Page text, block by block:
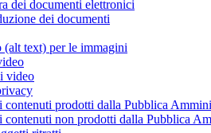
dei documenti elettronici
dei documenti
(alt text) per le immagini
video
contenuti prodotti dalla Pubblica
contenuti non prodotti dalla Pubblica